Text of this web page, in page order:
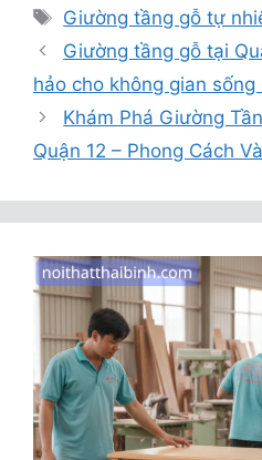
mục
Thẻ
Giường tầng gỗ tự
Giường tầng gỗ tại
hảo cho không gian sống
Khám Phá Giường
Quận 12 – Phong Cách